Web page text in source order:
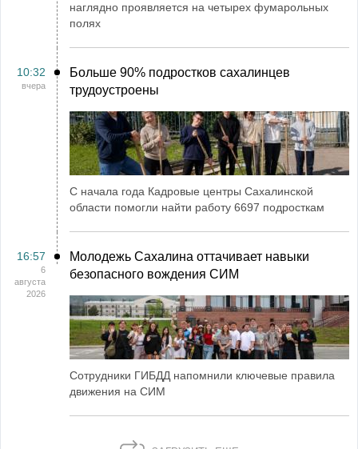
наглядно проявляется на четырех фумарольных
полях
10:32
вчера
Больше 90% подростков сахалинцев
трудоустроены
С начала года Кадровые центры Сахалинской
области помогли найти работу 6697 подросткам
16:57
6
августа
2026
Молодежь Сахалина оттачивает навыки
безопасного вождения СИМ
Сотрудники ГИБДД напомнили ключевые правила
движения на СИМ